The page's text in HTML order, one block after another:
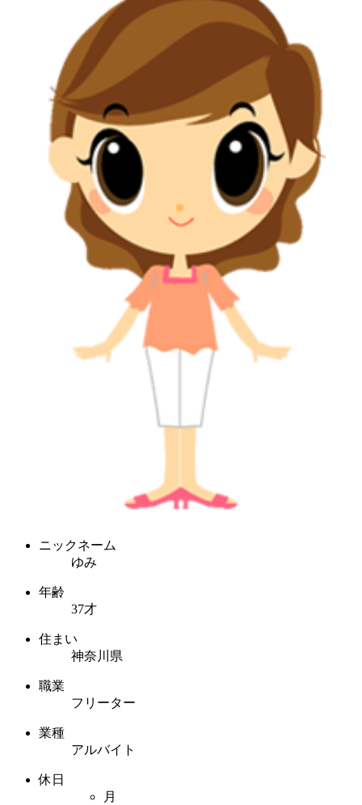
ニックネーム
ゆみ
年齢
37才
住まい
神奈川県
職業
フリーター
業種
アルバイト
休日
月